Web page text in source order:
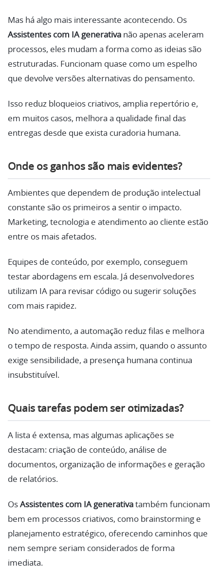
Mas há algo mais interessante acontecendo. Os
Assistentes com IA generativa não apenas aceleram
processos, eles mudam a forma como as ideias são
estruturadas. Funcionam quase como um espelho
que devolve versões alternativas do pensamento.
Isso reduz bloqueios criativos, amplia repertório e,
em muitos casos, melhora a qualidade final das
entregas desde que exista curadoria humana.
Onde os ganhos são mais evidentes?
Ambientes que dependem de produção intelectual
constante são os primeiros a sentir o impacto.
Marketing, tecnologia e atendimento ao cliente estão
entre os mais afetados.
Equipes de conteúdo, por exemplo, conseguem
testar abordagens em escala. Já desenvolvedores
utilizam IA para revisar código ou sugerir soluções
com mais rapidez.
No atendimento, a automação reduz filas e melhora
o tempo de resposta. Ainda assim, quando o assunto
exige sensibilidade, a presença humana continua
insubstituível.
Quais tarefas podem ser otimizadas?
A lista é extensa, mas algumas aplicações se
destacam: criação de conteúdo, análise de
documentos, organização de informações e geração
de relatórios.
Os Assistentes com IA generativa também funcionam
bem em processos criativos, como brainstorming e
planejamento estratégico, oferecendo caminhos que
nem sempre seriam considerados de forma
imediata.